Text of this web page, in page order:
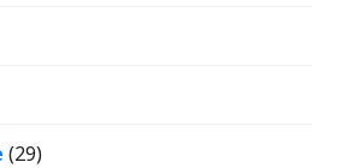
(29)